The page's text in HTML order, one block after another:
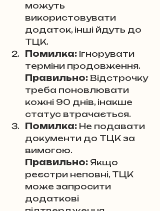
можуть
використовувати
додаток, інші йдуть до
ТЦК.
Помилка: Ігнорувати
терміни продовження.
Правильно: Відстрочку
треба поновлювати
кожні 90 днів, інакше
статус втрачається.
Помилка: Не подавати
документи до ТЦК за
вимогою.
Правильно: Якщо
реєстри неповні, ТЦК
може запросити
додаткові